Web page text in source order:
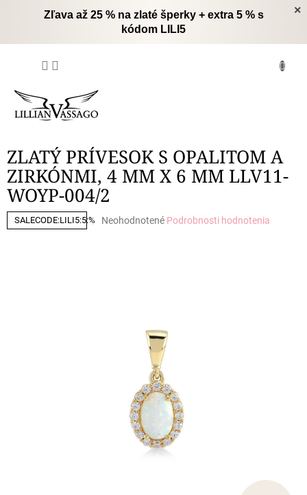
×
Zľava až 25 % na zlaté šperky + extra 5 % s
kódom LILI5
ZLATÝ PRÍVESOK S OPALITOM A
ZIRKÓNMI, 4 MM X 6 MM LLV11-
WOYP-004/2
SALECODE:LILI5:5:%
Priemerné
Neohodnotené Podrobnosti hodnotenia